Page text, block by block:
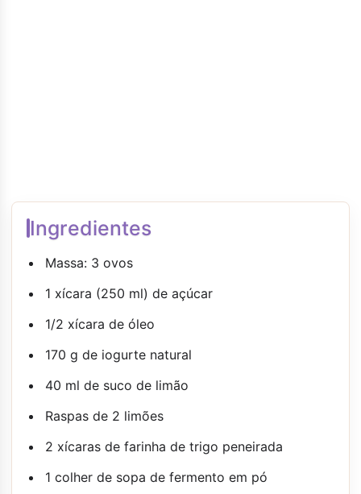
Ingredientes
Massa: 3 ovos
1 xícara (250 ml) de açúcar
1/2 xícara de óleo
170 g de iogurte natural
40 ml de suco de limão
Raspas de 2 limões
2 xícaras de farinha de trigo peneirada
1 colher de sopa de fermento em pó